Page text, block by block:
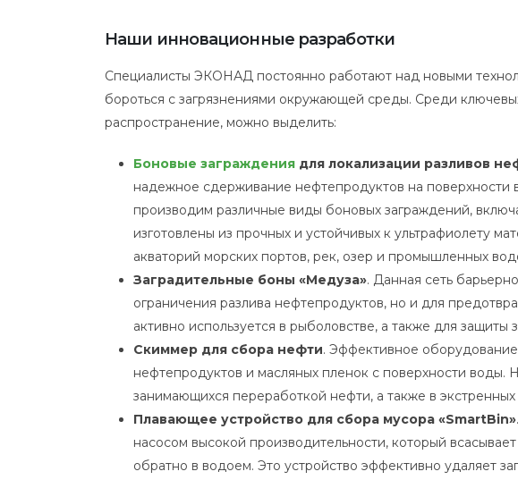
Наши инновационные разработки
Специалисты ЭКОНАД постоянно работают над новыми
бороться с загрязнениями окружающей среды. Среди
распространение, можно выделить:
Боновые заграждения для локализации разливов
надежное сдерживание нефтепродуктов на
производим различные виды боновых заграждений,
изготовлены из прочных и устойчивых к ультрафиолету
акваторий морских портов, рек, озер и промышленных
Заградительные боны «Медуза». Данная сеть
ограничения разлива нефтепродуктов, но и для
активно используется в рыболовстве, а также для защиты
Скиммер для сбора нефти. Эффективное
нефтепродуктов и масляных пленок с поверхности
занимающихся переработкой нефти, а также в
Плавающее устройство для сбора мусора «SmartBin»
насосом высокой производительности, который
обратно в водоем. Это устройство эффективно удаляет